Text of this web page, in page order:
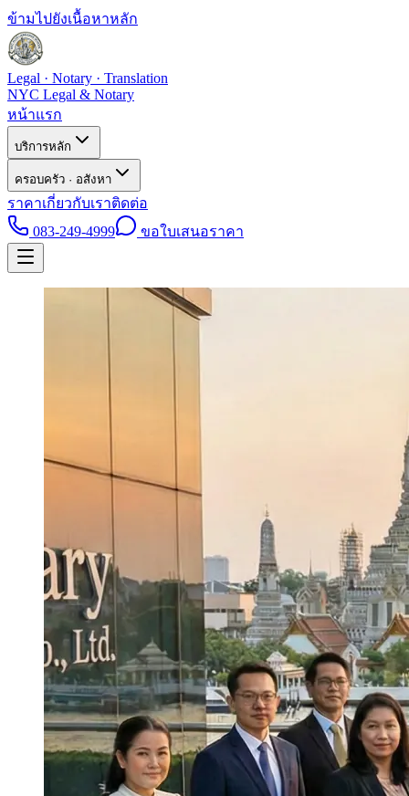
ข้ามไปยังเนื้อหาหลัก
Legal · Notary · Translation
NYC Legal & Notary
หน้าแรก
บริการหลัก
ครอบครัว · อสังหา
ราคาเกี่ยวกับเราติดต่อ
083-249-4999
ขอใบเสนอราคา